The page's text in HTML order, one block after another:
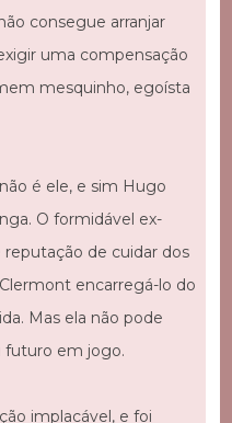
consegue arranjar
uma compensação
mesquinho, egoísta
é ele, e sim Hugo
O formidável ex-
de cuidar dos
encarregá-lo do
Mas ela não pode
futuro em jogo.
implacável, e foi